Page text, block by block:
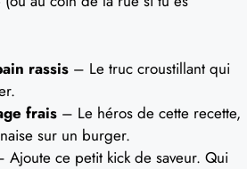
rassis – Le truc croustillant qui
frais – Le héros de cette recette,
sur un burger.
Ajoute ce petit kick de saveur. Qui